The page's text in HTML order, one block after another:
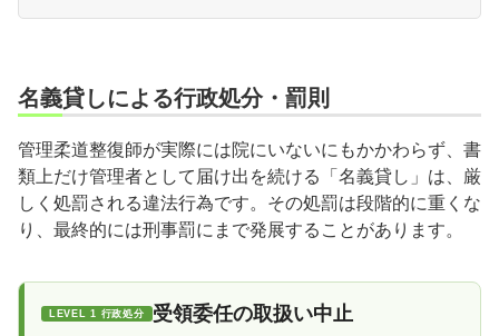
名義貸しによる行政処分・罰則
管理柔道整復師が実際には院にいないにもかかわらず、書
類上だけ管理者として届け出を続ける「名義貸し」は、厳
しく処罰される違法行為です。その処罰は段階的に重くな
り、最終的には刑事罰にまで発展することがあります。
LEVEL 1 行政処分 受領委任の取扱い中止